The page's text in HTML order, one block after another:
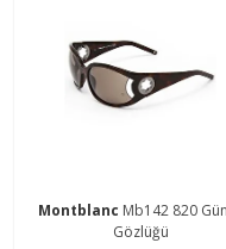
Montblanc Mb142 820
Gözlüğü